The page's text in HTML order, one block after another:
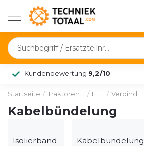
Kundenbewertung 9,2/10
Startseite / / /
Kabelbündelung
Isolierband Kabelbündelung